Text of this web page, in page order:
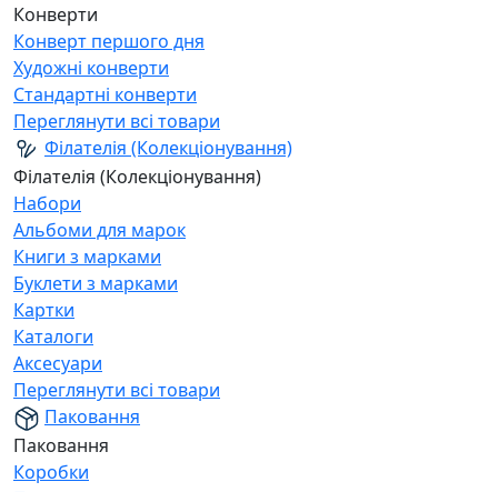
Конверти
Конверт першого дня
Художні конверти
Стандартні конверти
Переглянути всі товари
Філателія (Колекціонування)
Філателія (Колекціонування)
Набори
Альбоми для марок
Книги з марками
Буклети з марками
Картки
Каталоги
Аксесуари
Переглянути всі товари
Паковання
Паковання
Коробки